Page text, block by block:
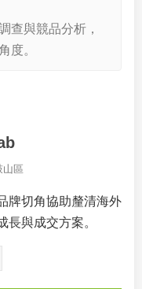
查與競品分析，
度。
山區
牌切角協助釐清海外
長與成交方案。